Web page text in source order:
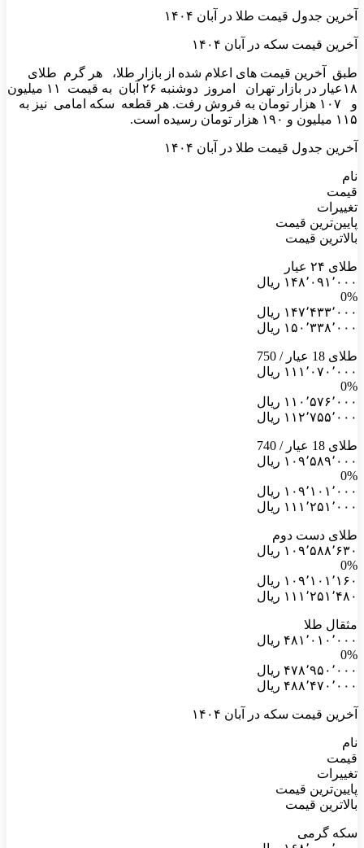
آخرین جدول قیمت طلا در آبان ۱۴۰۴
آخرین قیمت سکه در آبان ۱۴۰۴
طبق آخرین قیمت های اعلام شده از بازار طلا، هر گرم طلای
۱۸عیار در بازار تهران امروز دوشنبه ۲۶ آبان به قیمت ۱۱ میلیون
و ۱۰۷ هزار تومان به فروش رفت. هر قطعه سکه امامی نیز به
۱۱۵ میلیون و ۱۹۰ هزار تومان رسیده است.
آخرین جدول قیمت طلا در آبان ۱۴۰۴
نام
قیمت
تغییرات
پایین‌ترین قیمت
بالاترین قیمت
طلای ۲۴ عیار
۱۴۸٬۰۹۱٬۰۰۰ ریال
0%
۱۴۷٬۴۳۳٬۰۰۰ ریال
۱۵۰٬۳۳۸٬۰۰۰ ریال
طلای 18 عیار / 750
۱۱۱٬۰۷۰٬۰۰۰ ریال
0%
۱۱۰٬۵۷۶٬۰۰۰ ریال
۱۱۲٬۷۵۵٬۰۰۰ ریال
طلای 18 عیار / 740
۱۰۹٬۵۸۹٬۰۰۰ ریال
0%
۱۰۹٬۱۰۱٬۰۰۰ ریال
۱۱۱٬۲۵۱٬۰۰۰ ریال
طلای دست دوم
۱۰۹٬۵۸۸٬۶۳۰ ریال
0%
۱۰۹٬۱۰۱٬۱۶۰ ریال
۱۱۱٬۲۵۱٬۴۸۰ ریال
مثقال طلا
۴۸۱٬۰۱۰٬۰۰۰ ریال
0%
۴۷۸٬۹۵۰٬۰۰۰ ریال
۴۸۸٬۴۷۰٬۰۰۰ ریال
آخرین قیمت سکه در آبان ۱۴۰۴
نام
قیمت
تغییرات
پایین‌ترین قیمت
بالاترین قیمت
سکه گرمی